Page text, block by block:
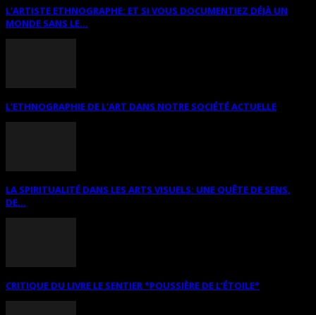
L’ARTISTE ETHNOGRAPHE: ET SI VOUS DOCUMENTIEZ DÉJÀ UN
MONDE SANS LE...
L’ETHNOGRAPHIE DE L’ART DANS NOTRE SOCIÉTÉ ACTUELLE
LA SPIRITUALITÉ DANS LES ARTS VISUELS: UNE QUÊTE DE SENS,
DE...
CRITIQUE DU LIVRE LE SENTIER *POUSSIÈRE DE L’ÉTOILE*